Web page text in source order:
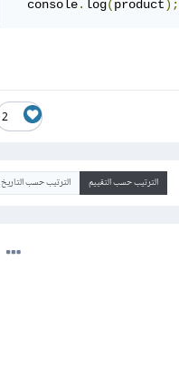
  console
. log(product);
2
الترتيب حسب التقييم الترتيب حسب التاريخ